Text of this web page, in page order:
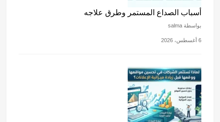
أسباب الصداع المستمر وطرق علاجه
بواسطة salma
6 أغسطس، 2026